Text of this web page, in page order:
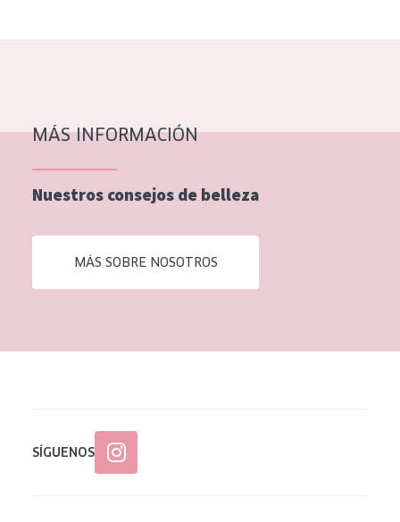
Piel normal y seca
Piel mixata o grasa
Piel madura
Piel expuesta al sol
Piel menopáusica
Todas las edades
MÁS INFORMACIÓN
Nuestros consejos de belleza
MÁS SOBRE NOSOTROS
SÍGUENOS